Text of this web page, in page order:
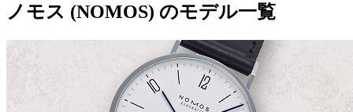
ノモス (NOMOS) のモデル一覧